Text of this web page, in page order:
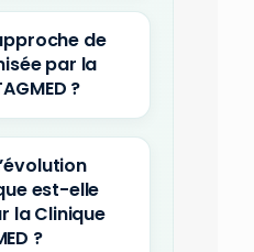
de
par la
?
est-elle
la Clinique
?